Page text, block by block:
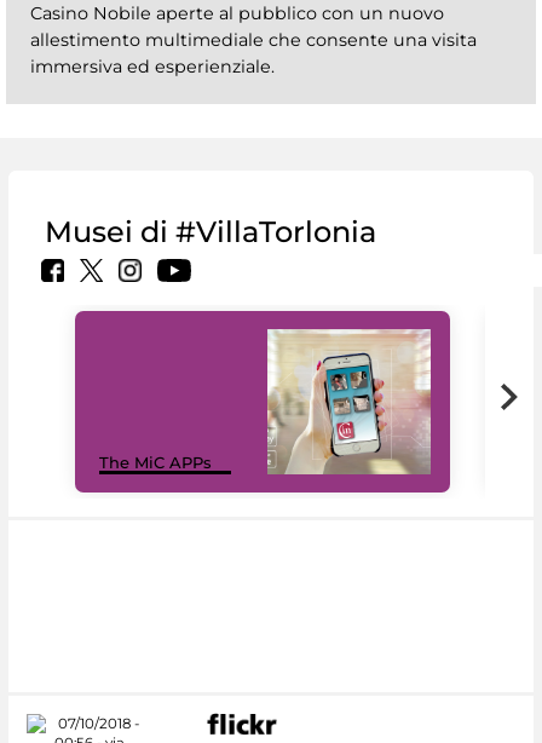
Casino Nobile aperte al pubblico con un nuovo
allestimento multimediale che consente una visita
immersiva ed esperienziale.
Musei di #VillaTorlonia
The MiC APPs